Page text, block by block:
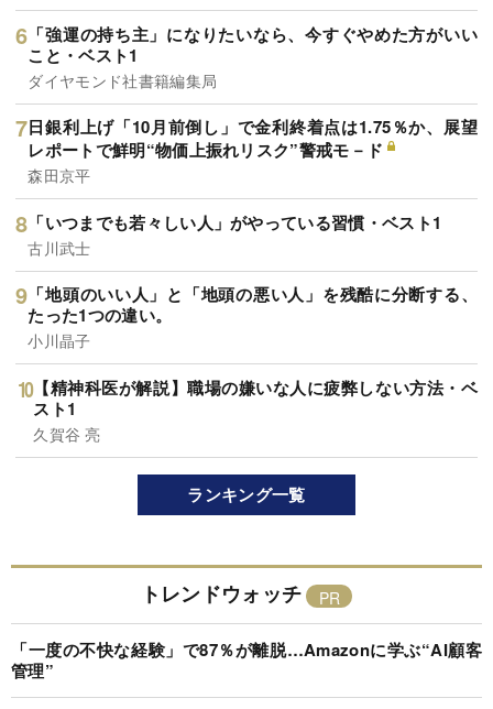
「強運の持ち主」になりたいなら、今すぐやめた方がいい
こと・ベスト1
ダイヤモンド社書籍編集局
日銀利上げ「10月前倒し」で金利終着点は1.75％か、展望
レポートで鮮明“物価上振れリスク”警戒モ－ド
森田京平
「いつまでも若々しい人」がやっている習慣・ベスト1
古川武士
「地頭のいい人」と「地頭の悪い人」を残酷に分断する、
たった1つの違い。
小川晶子
【精神科医が解説】職場の嫌いな人に疲弊しない方法・ベ
スト1
久賀谷 亮
ランキング一覧
トレンドウォッチ
「一度の不快な経験」で87％が離脱…Amazonに学ぶ“AI顧客
管理”